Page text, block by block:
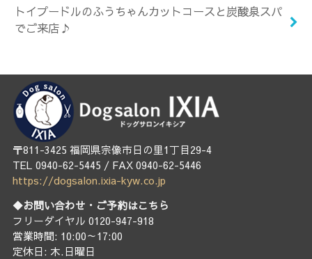
トイプードルのふうちゃんカットコースと炭酸泉スパ
でご来店♪
〒811-3425 福岡県宗像市日の里1丁目29-4
TEL 0940-62-5445 / FAX 0940-62-5446
https://dogsalon.ixia-kyw.co.jp
◆お問い合わせ・ご予約はこちら
フリーダイヤル 0120-947-918
営業時間: 10:00～17:00
定休日: 木.日曜日